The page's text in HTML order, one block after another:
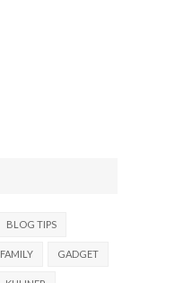
BLOG TIPS
FAMILY GADGET